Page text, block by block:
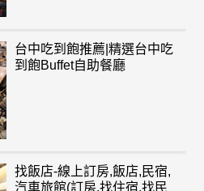
台中吃到飽推薦|精選台中吃
到飽Buffet自助餐廳
找飯店-線上訂房,飯店,民宿,
汽車旅館(訂房,找住宿,找民